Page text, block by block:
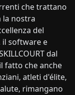
che trattano
la nostra
del
il software e
dal
fatto che anche
atleti d'élite,
rimangano